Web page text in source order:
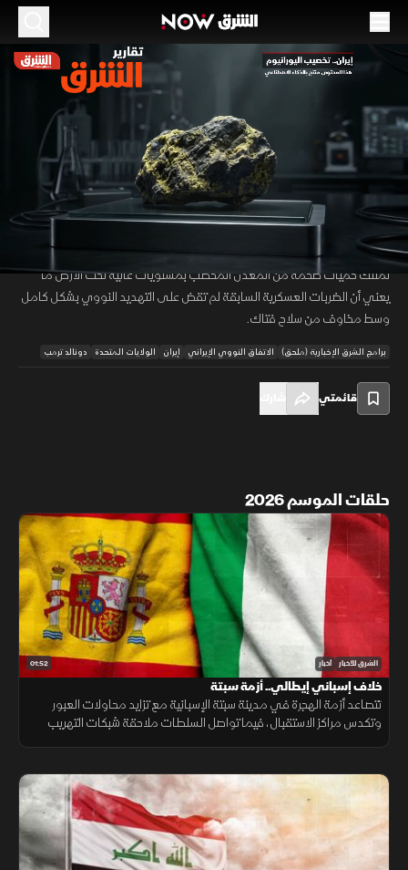
الموسم 2026
تخصيب اليورانيوم.. عقدة المفاوضات بين أميركا
وإيران
02:07 أخبار
تقارير الشرق
يمثل تخصيب اليورانيوم نقطة خلاف جوهرية في المفاوضات الجارية بين إيران
وأميركا مع إصرار واشنطن على إخراجه من البلاد وتؤكد التقارير الدولية أن طهران
تمتلك كميات ضخمة من المعدن المخصب بمستويات عالية تحت الأرض ما
يعني أن الضربات العسكرية السابقة لم تقض على التهديد النووي بشكل كامل
وسط مخاوف من سلاح فتاك.
برامج الشرق الإخبارية (ملحق) الاتفاق النووي الإيراني إيران الولايات المتحدة دونالد ترمب
قائمتي
حلقات الموسم 2026
01:52 الشرق للأخبار أخبار
خلاف إسباني إيطالي.. أزمة سبتة
تتصاعد أزمة الهجرة في مدينة سبتة الإسبانية مع تزايد محاولات العبور
وتكدس مراكز الاستقبال، فيما تواصل السلطات ملاحقة شبكات التهريب